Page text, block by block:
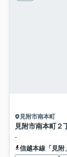
見附市南本町
見附市南本町２
-
信越本線「見附